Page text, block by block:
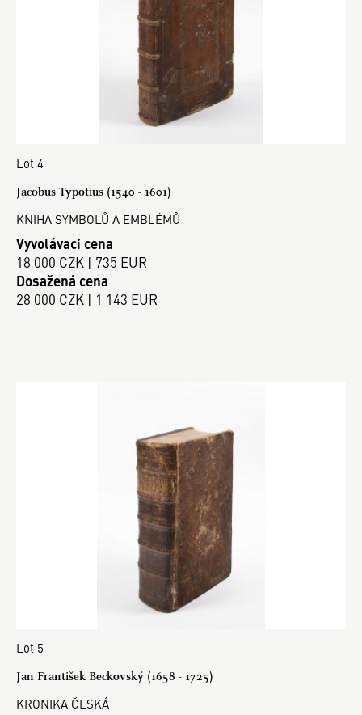
Lot 4
Jacobus Typotius (1540 - 1601)
KNIHA SYMBOLŮ A EMBLÉMŮ
Vyvolávací cena
18 000 CZK | 735 EUR
Dosažená cena
28 000 CZK | 1 143 EUR
Lot 5
Jan František Beckovský (1658 - 1725)
KRONIKA ČESKÁ